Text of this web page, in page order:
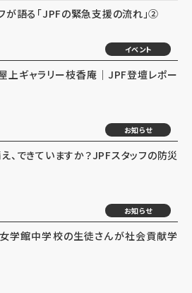
が語る「JPFの緊急支援の流れ」②
イベント
屋上ギャラリー枝香庵｜JPF登壇レポー
お知らせ
、できていますか？JPFスタッフの防災
お知らせ
女学館中学校の生徒さんが社会貢献学